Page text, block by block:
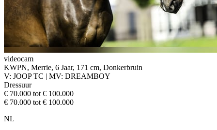
videocam
KWPN, Merrie, 6 Jaar, 171 cm, Donkerbruin
V: JOOP TC | MV: DREAMBOY
Dressuur
€ 70.000 tot € 100.000
€ 70.000 tot € 100.000
NL